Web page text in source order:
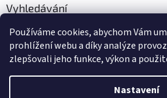
Používáme cookies, abychom Vám
prohlížení webu a díky analýze
zlepšovali jeho funkce, výkon a
Nastavení
Vyhledávání
HLEDAT
Vytvořil